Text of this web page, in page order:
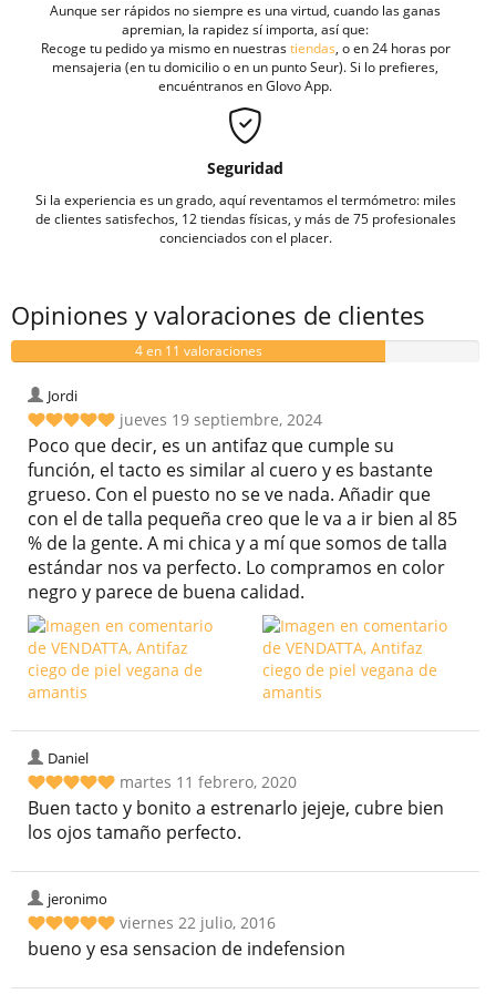
Aunque ser rápidos no siempre es una virtud, cuando las ganas
apremian, la rapidez sí importa, así que:
Recoge tu pedido ya mismo en nuestrastiendas, o en 24 horas por
mensajeria (en tu domicilio o en un punto Seur). Si lo prefieres,
encuéntranos en Glovo App.
Seguridad
Si la experiencia es un grado, aquí reventamos el termómetro: miles
de clientes satisfechos, 12 tiendas físicas, y más de 75 profesionales
concienciados con el placer.
Opiniones y valoraciones de clientes
4 en 11 valoraciones
Jordi
jueves 19 septiembre, 2024
Poco que decir, es un antifaz que cumple su
función, el tacto es similar al cuero y es bastante
grueso. Con el puesto no se ve nada. Añadir que
con el de talla pequeña creo que le va a ir bien al 85
% de la gente. A mi chica y a mí que somos de talla
estándar nos va perfecto. Lo compramos en color
negro y parece de buena calidad.
Daniel
martes 11 febrero, 2020
Buen tacto y bonito a estrenarlo jejeje, cubre bien
los ojos tamaño perfecto.
jeronimo
viernes 22 julio, 2016
bueno y esa sensacion de indefension